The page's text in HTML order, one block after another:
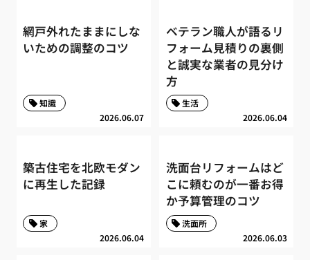
網戸外れたままにしな
いための調整のコツ
2026.06.07
知識
ベテラン職人が語るリ
フォーム見積りの裏側
と誠実な業者の見分け
方
2026.06.04
生活
築古住宅を北欧モダン
に再生した記録
2026.06.04
家
洗面台リフォームはど
こに頼むのが一番お得
か予算管理のコツ
2026.06.03
洗面所